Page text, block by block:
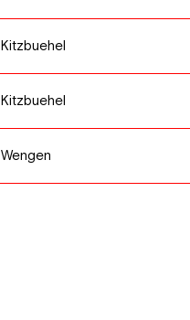
Kitzbuehel
Kitzbuehel
Wengen